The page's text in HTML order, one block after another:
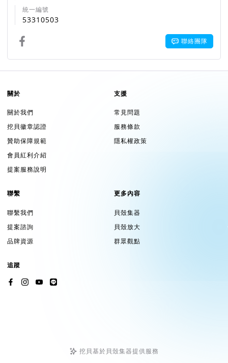
統一編號
53310503
聯絡團隊
關於
關於我們
挖貝徽章認證
贊助保障規範
會員紅利介紹
提案服務說明
支援
常見問題
服務條款
隱私權政策
聯繫
聯繫我們
提案諮詢
品牌資源
更多內容
貝殼集器
貝殼放大
群眾觀點
追蹤
挖貝基於貝殼集器提供服務